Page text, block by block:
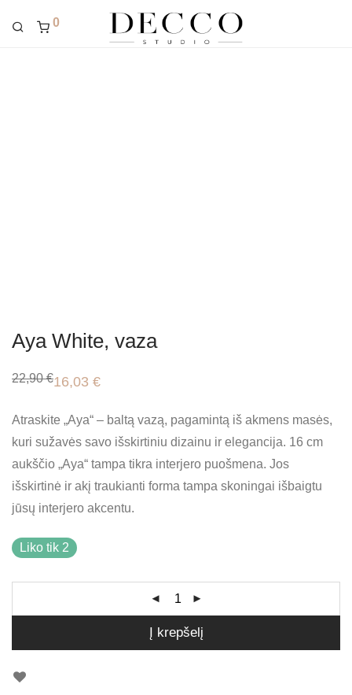
0
Aya White, vaza
22,90€
Original
22,90 €.
16,03 €
Current
16,03 €.
Atraskite „Aya“ – baltą vazą, pagamintą iš akmens masės,
kuri sužavės savo išskirtiniu dizainu ir elegancija. 16 cm
aukščio „Aya“ tampa tikra interjero puošmena. Jos
išskirtinė ir akį traukianti forma tampa skoningai išbaigtu
jūsų interjero akcentu.
Liko tik 2
Į krepšelį